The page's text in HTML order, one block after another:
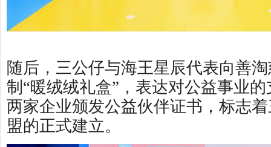
随后，三公仔与海王星辰代表向善
制“暖绒绒礼盒”，表达对公益事业
两家企业颁发公益伙伴证书，标志
盟的正式建立。